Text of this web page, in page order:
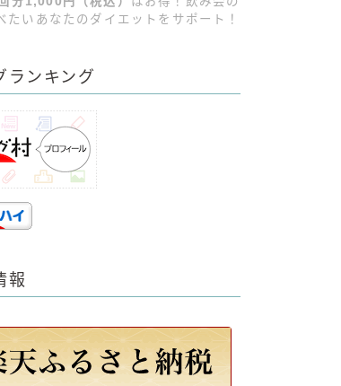
たいあなたのダイエットをサポート！
ランキング
報